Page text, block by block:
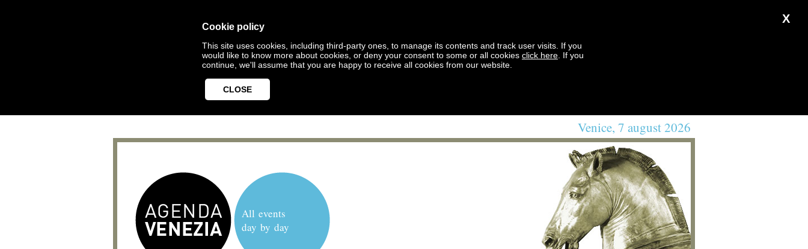
X
Cookie policy
This site uses cookies, including third-party ones, to manage its contents and track user visits. If you
would like to know more about cookies, or deny your consent to some or all cookies click here . If you
continue, we'll assume that you are happy to receive all cookies from our website.
CLOSE
Venice, 7 august 2026
All events
day by day